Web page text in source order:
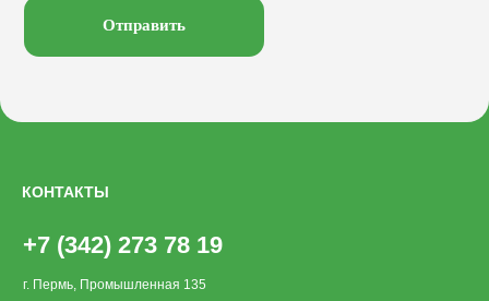
Отправить
КОНТАКТЫ
+7 (342) 273 78 19
г. Пермь, Промышленная 135